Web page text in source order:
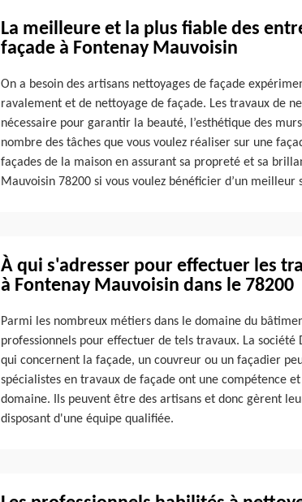
La meilleure et la plus fiable des
façade à Fontenay Mauvoisin
On a besoin des artisans nettoyages de façade
ravalement et de nettoyage de façade. Les travaux de
nécessaire pour garantir la beauté, l’esthétique des
nombre des tâches que vous voulez réaliser sur une
façades de la maison en assurant sa propreté et sa
Mauvoisin 78200 si vous voulez bénéficier d’un meilleur
À qui s'adresser pour effectuer les
à Fontenay Mauvoisin dans le 78200
Parmi les nombreux métiers dans le domaine du
professionnels pour effectuer de tels travaux. La
qui concernent la façade, un couvreur ou un façadier
spécialistes en travaux de façade ont une compétence
domaine. Ils peuvent être des artisans et donc gèrent
disposant d'une équipe qualifiée.